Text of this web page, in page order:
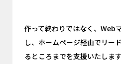
作って終わりではなく、Web
し、ホームページ経由でリー
るところまでを支援いたしま